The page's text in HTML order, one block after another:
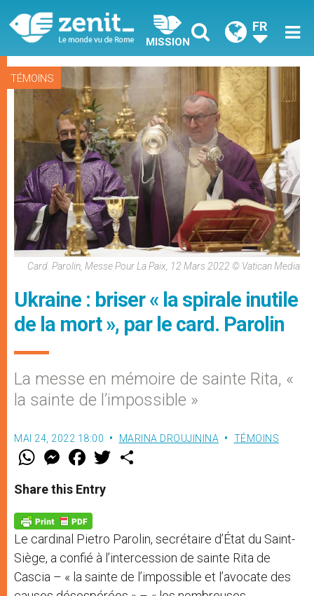
MISSION
FR
TÉMOINS
Card. Parolin, Messe Pour La Paix, 12 Mars 2022 © Vatican Media
Ukraine : briser « la spirale inutile
de la mort », par le card. Parolin
La messe en mémoire de sainte Rita, «
la sainte de l’impossible »
MAI 24, 2022 18:00 MARINA DROUJININA TÉMOINS
W
t
s
p
p
M
e
s
e
g
e
r
F
a
e
b
o
k
w
Share this Entry
Le cardinal Pietro Parolin, secrétaire d’État du Saint-
Siège, a confié à l’intercession de sainte Rita de
Cascia – « la sainte de l’impossible et l’avocate des